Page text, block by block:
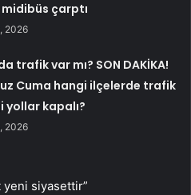
çarptı
2026
trafik var mı? SON DAKİKA!
Cuma hangi ilçelerde trafik
yollar kapalı?
2026
yeni siyasettir”